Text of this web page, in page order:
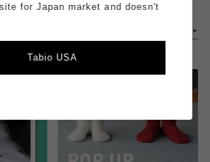
ア
for Japan market and doesn't
Tabio USA